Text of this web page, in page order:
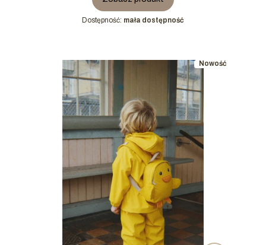
Dostępność: mała dostępność
Nowość